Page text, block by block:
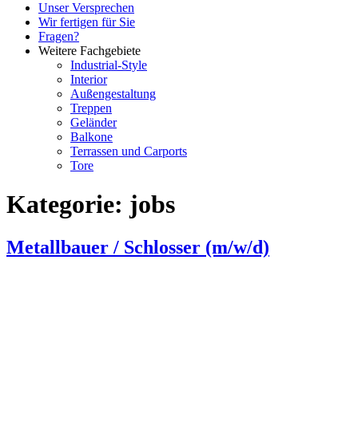
Unser Versprechen
Wir fertigen für Sie
Fragen?
Weitere Fachgebiete
Industrial-Style
Interior
Außengestaltung
Treppen
Geländer
Balkone
Terrassen und Carports
Tore
Kategorie: jobs
Metallbauer / Schlosser (m/w/d)